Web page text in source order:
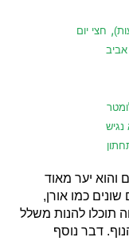
, חצי יום
אביב
נגיש
על פני 25 אלף דונם והוא יער מאוד
כמו אורן,
תוכלו להנות משלל
דבר נוסף